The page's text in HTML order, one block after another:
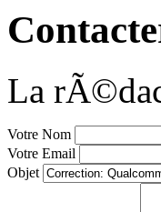
La
Votre Nom
Votre Email
Objet